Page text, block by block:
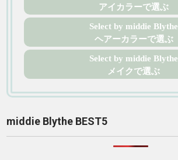
アイカラーで選ぶ
Select by middie Blythe
ヘアーカラーで選ぶ
Select by middie Blythe
メイクで選ぶ
middie Blythe BEST5